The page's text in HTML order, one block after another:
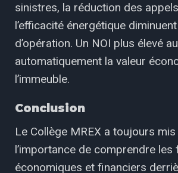
sinistres, la réduction des
l’efficacité énergétique
d’opération. Un NOI plus élevé
automatiquement la valeur
l’immeuble.
Conclusion
Le Collège MREX a toujours mis
l’importance de comprendre les
économiques et financiers